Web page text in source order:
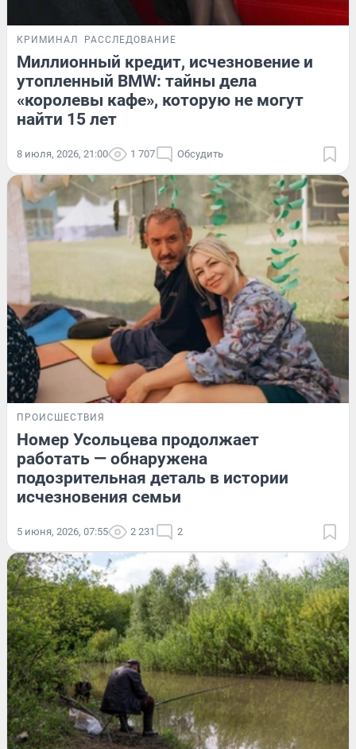
КРИМИНАЛ РАССЛЕДОВАНИЕ
Миллионный кредит, исчезновение и
утопленный BMW: тайны дела
«королевы кафе», которую не могут
найти 15 лет
8 июля, 2026, 21:00 1 707 Обсудить
ПРОИСШЕСТВИЯ
Номер Усольцева продолжает
работать — обнаружена
подозрительная деталь в истории
исчезновения семьи
5 июня, 2026, 07:55 2 231 2